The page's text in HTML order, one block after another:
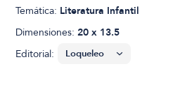
Temática: Literatura Infantil
Dimensiones:20 x 13.5
Editorial: